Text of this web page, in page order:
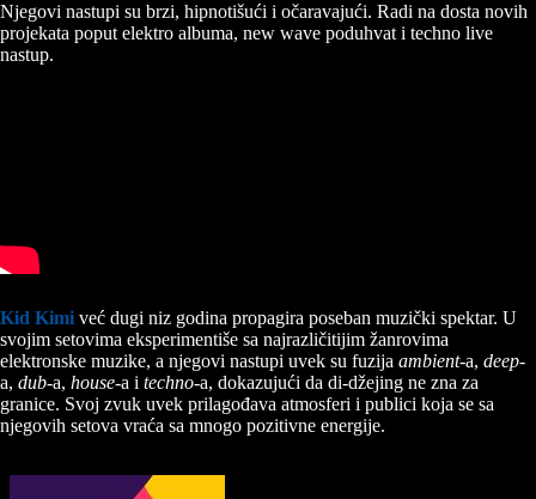
Njegovi nastupi su brzi, hipnotišući i očaravajući. Radi na dosta novih
projekata poput elektro albuma, new wave poduhvat i techno live
nastup.
Kid Kimi već dugi niz godina propagira poseban muzički spektar. U
svojim setovima eksperimentiše sa najrazličitijim žanrovima
elektronske muzike, a njegovi nastupi uvek su fuzija ambient-a, deep-
a, dub-a, house-a i techno-a, dokazujući da di-džejing ne zna za
granice. Svoj zvuk uvek prilagođava atmosferi i publici koja se sa
njegovih setova vraća sa mnogo pozitivne energije.